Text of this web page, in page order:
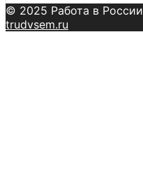
© 2025 Работа в России
trudvsem.ru